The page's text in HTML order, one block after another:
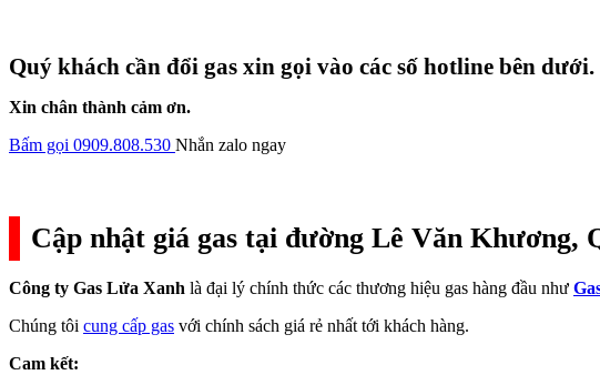
Quý khách cần đổi gas xin gọi vào các số hotline bên dưới.
Xin chân thành cảm ơn.
Bấm gọi 0909.808.530 Nhắn zalo ngay
Cập nhật giá gas tại đường Lê Văn Khương,
Công ty Gas Lửa Xanh là đại lý chính thức các thương hiệu gas hàng đầu như
Chúng tôi cung cấp gas với chính sách giá rẻ nhất tới khách hàng.
Cam kết: